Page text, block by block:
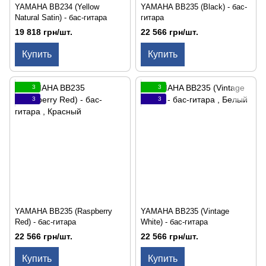
YAMAHA BB234 (Yellow
Natural Satin) - бас-гитара
19 818 грн/шт.
Купить
YAMAHA BB235 (Black) - бас-
гитара
22 566 грн/шт.
Купить
3
3
YAMAHA BB235 (Raspberry
Red) - бас-гитара
22 566 грн/шт.
Купить
3
3
YAMAHA BB235 (Vintage
White) - бас-гитара
22 566 грн/шт.
Купить